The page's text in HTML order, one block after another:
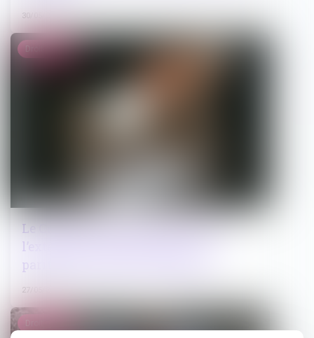
30/05/2025
Le Conseil constitutionnel valide
l’extension du scrutin de liste
paritaire à toutes les communes
27/05/2025
Droit public
Droit pénal